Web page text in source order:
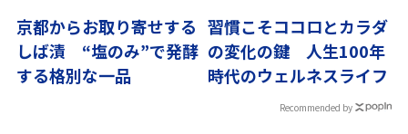
京都からお取り寄せする
しば漬 “塩のみ”で発酵
する格別な一品
習慣こそココロとカラダ
の変化の鍵 人生100年
時代のウェルネスライフ
Recommended by